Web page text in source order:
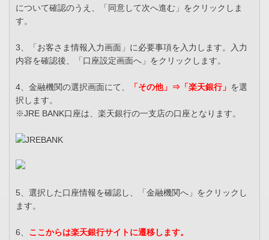
について確認のうえ、「同意して次へ進む」をクリックしま
す。
3、「お客さま情報入力画面」に必要事項を入力します。入力
内容を確認後、「口座設定画面へ」をクリックします。
4、金融機関の選択画面にて、 「その他」⇒「楽天銀行」 を選
択します。
※JRE BANK口座は、楽天銀行の一支店の口座となります。
5、選択した口座情報を確認し、「金融機関へ」をクリックし
ます。
6、 ここからは楽天銀行サイトに遷移します。